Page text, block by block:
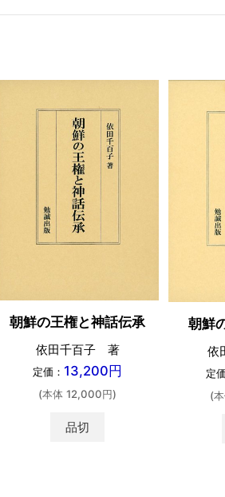
朝鮮の王権と神話伝承
依田千百子 著
定価： 13,200円
(本体 12,000円)
品切
朝鮮
依
定
(